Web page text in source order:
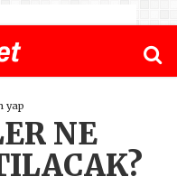
yap
NE